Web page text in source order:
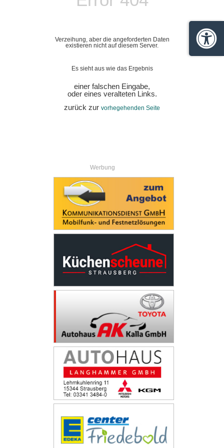
Verzeihung, aber die angeforderten Daten
existieren nicht auf diesem Server.
Es sieht aus wie das Ergebnis
einer falschen Eingabe,
oder eines veralteten Links.
zurück zur vorhegehenden Seite
Werbung